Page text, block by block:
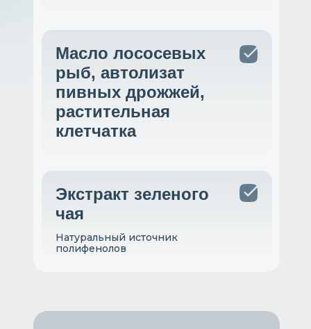
Масло лососевых
рыб, автолизат
пивных дрожжей,
растительная
клетчатка
Экстракт зеленого
чая
Натуральный источник
полифенолов